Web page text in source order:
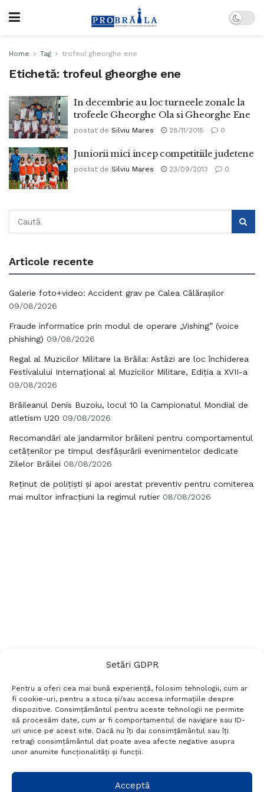
Setări GDPR
Pentru a oferi cea mai bună experiență, folosim tehnologii, cum ar
fi cookie-uri, pentru a stoca și/sau accesa informațiile despre
dispozitive. Consimțământul pentru aceste tehnologii ne permite
să procesăm date, cum ar fi comportamentul de navigare sau ID-
uri unice pe acest site. Dacă nu îți dai consimțământul sau îți
retragi consimțământul dat poate avea afecte negative asupra
unor anumite funcționalități și funcții.
Acceptă
Home Tag trofeul gheorghe ene
Etichetă: trofeul gheorghe ene
In decembrie au loc turneele zonale la
trofeele Gheorghe Ola si Gheorghe Ene
postat de Silviu Mares 28/11/2015 0
Juniorii mici incep competitiile judetene
postat de Silviu Mares 23/09/2013 0
Articole recente
Galerie foto+video: Accident grav pe Calea Călărașilor
09/08/2026
Fraude informatice prin modul de operare „Vishing” (voice
phishing) 09/08/2026
Regal al Muzicilor Militare la Brăila: Astăzi are loc închiderea
Festivalului Internațional al Muzicilor Militare, Ediția a XVII-a
09/08/2026
Brăileanul Denis Buzoiu, locul 10 la Campionatul Mondial de
atletism U20 09/08/2026
Recomandări ale jandarmilor brăileni pentru comportamentul
cetățenilor pe timpul desfășurării evenimentelor dedicate
Zilelor Brăilei 08/08/2026
Reținut de polițiști și apoi arestat preventiv pentru comiterea
mai multor infracțiuni la regimul rutier 08/08/2026
Termeni si conditii
Politică de confidențialitate
Politica cookies
Setări GDPR
+40 788 760 194